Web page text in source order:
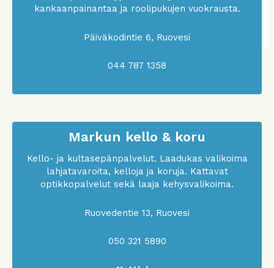
kankaanpainantaa ja roolipukujen vuokrausta.
Päiväkodintie 6, Ruovesi
044 787 1358
Markun kello & koru
Kello- ja kultasepänpalvelut. Laadukas valikoima
lahjatavaroita, kelloja ja koruja. Kattavat
optikkopalvelut sekä laaja kehysvalikoima.
Ruovedentie 13, Ruovesi
050 321 5890